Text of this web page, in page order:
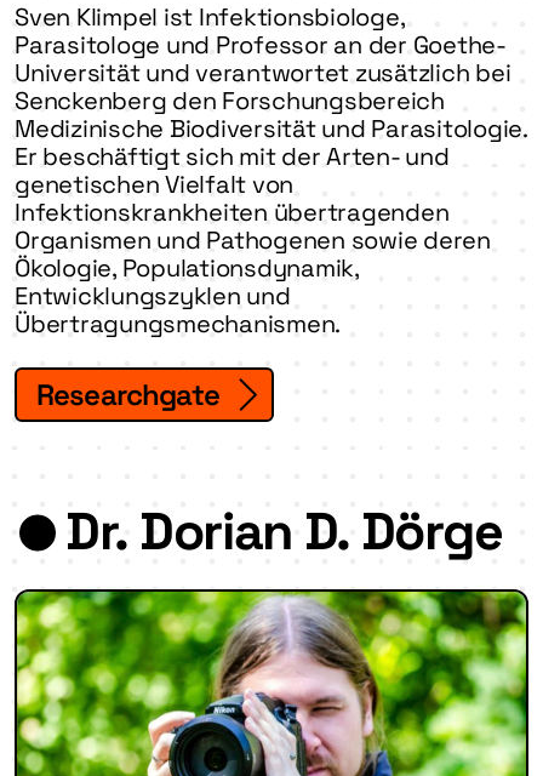
Sven Klimpel ist Infektionsbiologe,
Parasitologe und Professor an der Goethe-
Universität und verantwortet zusätzlich bei
Senckenberg den Forschungsbereich
Medizinische Biodiversität und Parasitologie.
Er beschäftigt sich mit der Arten- und
genetischen Vielfalt von
Infektionskrankheiten übertragenden
Organismen und Pathogenen sowie deren
Ökologie, Populationsdynamik,
Entwicklungszyklen und
Übertragungsmechanismen.
Researchgate
Dr. Dorian D. Dörge